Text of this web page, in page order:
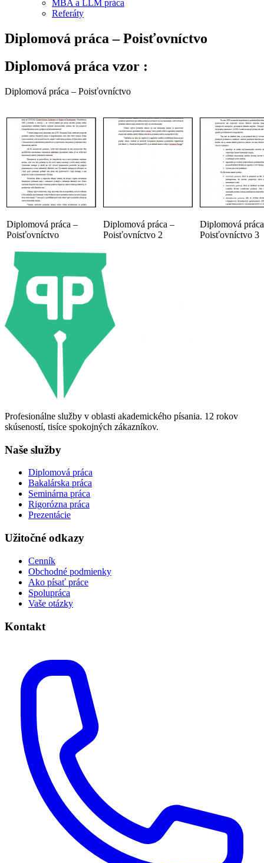
MBA a LLM práca
Referáty
Diplomová práca – Poisťovníctvo
Diplomová práca vzor :
Diplomová práca – Poisťovníctvo
Diplomová práca –
Poisťovníctvo
Diplomová práca –
Poisťovníctvo 2
Diplomová
Poisťovníctvo 3
Profesionálne služby v oblasti akademického písania. 12 rokov
skúseností, tisíce spokojných zákazníkov.
Naše služby
Diplomová práca
Bakalárska práca
Seminárna práca
Rigorózna práca
Prezentácie
Užitočné odkazy
Cenník
Obchodné podmienky
Ako písať práce
Spolupráca
Vaše otázky
Kontakt